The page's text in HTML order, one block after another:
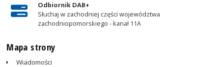
Odbiornik DAB+
Słuchaj w zachodniej części województwa
zachodniopomorskiego - kanał 11A
Mapa strony
Wiadomości